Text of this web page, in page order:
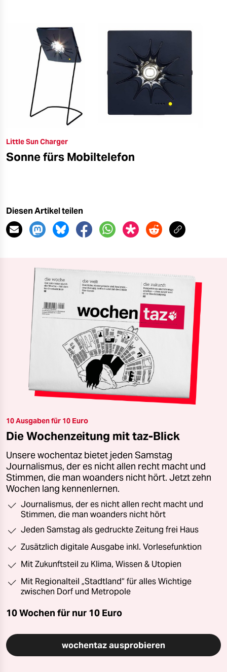
Little Sun Charger
Sonne fürs Mobiltelefon
Diesen Artikel teilen
10 Ausgaben für 10 Euro
Die Wochenzeitung mit taz-Blick
Unsere wochentaz bietet jeden Samstag
Journalismus, der es nicht allen recht macht und
Stimmen, die man woanders nicht hört. Jetzt zehn
Wochen lang kennenlernen.
Journalismus, der es nicht allen recht macht und
Stimmen, die man woanders nicht hört
Jeden Samstag als gedruckte Zeitung frei Haus
Zusätzlich digitale Ausgabe inkl. Vorlesefunktion
Mit Zukunftsteil zu Klima, Wissen & Utopien
Mit Regionalteil „Stadtland“ für alles Wichtige
zwischen Dorf und Metropole
10 Wochen für nur 10 Euro
wochentaz ausprobieren